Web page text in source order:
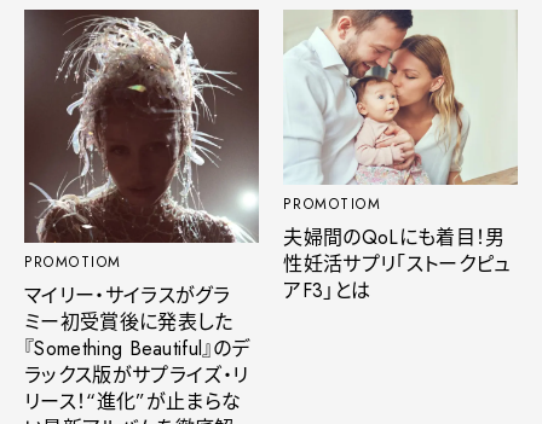
PROMOTIOM
マイリー・サイラスがグラ
ミー初受賞後に発表した
『Something Beautiful』のデ
ラックス版がサプライズ・リ
リース！“進化”が止まらな
PROMOTIOM
夫婦間のQoLにも着目！男
性妊活サプリ「ストークピュ
アF3」とは